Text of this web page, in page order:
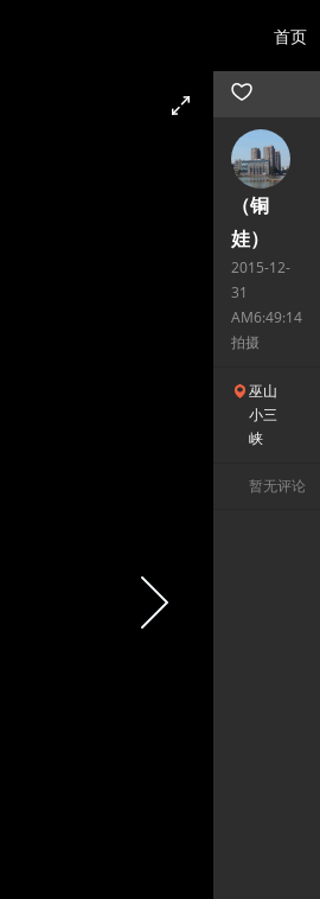
首页
（铜
娃）
2015-12-
31
AM6:49:14
拍摄
巫山
小三
峡
暂无评论